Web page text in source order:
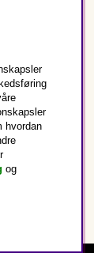
hvordan
og